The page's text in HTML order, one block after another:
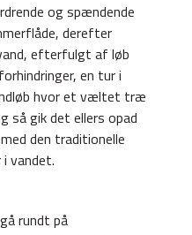
og spændende
derefter
efterfulgt af løb
en tur i
hvor et væltet træ
så gik det ellers opad
den traditionelle
vandet.
rundt på